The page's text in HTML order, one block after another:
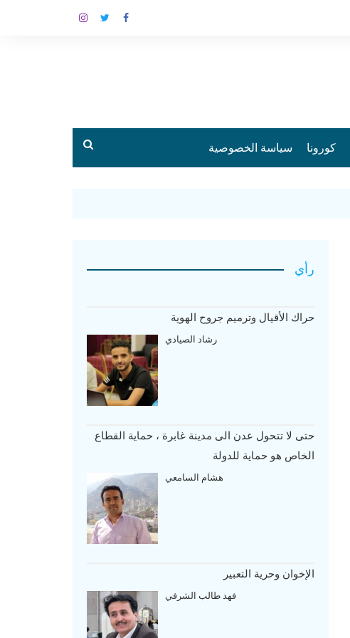
كورونا سياسة الخصوصية
رأي
حراك الأقيال وترميم جروح الهوية
رشاد الصيادي
حتى لا تتحول عدن الى مدينة غابرة ، حماية القطاع
الخاص هو حماية للدولة
هشام السامعي
الإخوان وحرية التعبير
فهد طالب الشرفي